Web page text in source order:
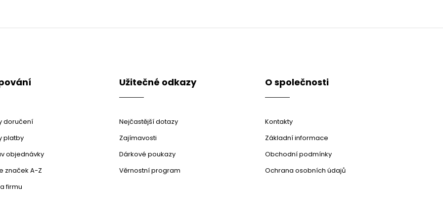
doručení
platby
objednávky
značek A-Z
firmu
Užitečné odkazy
Nejčastější dotazy
Zajímavosti
Dárkové poukazy
Věrnostní program
O společnosti
Kontakty
Základní informace
Obchodní podmínky
Ochrana osobních údajů